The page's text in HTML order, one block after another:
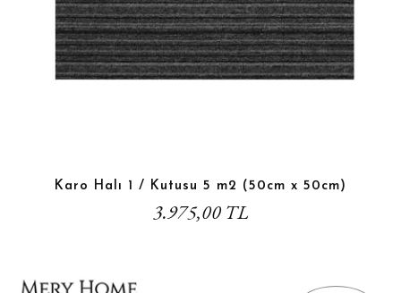
Karo Halı 1 / Kutusu 5 m2 (50cm x 50cm)
3.975,00 TL